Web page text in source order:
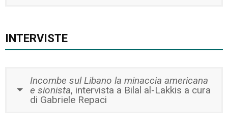
INTERVISTE
Incombe sul Libano la minaccia americana
e sionista, intervista a Bilal al-Lakkis a cura
di Gabriele Repaci